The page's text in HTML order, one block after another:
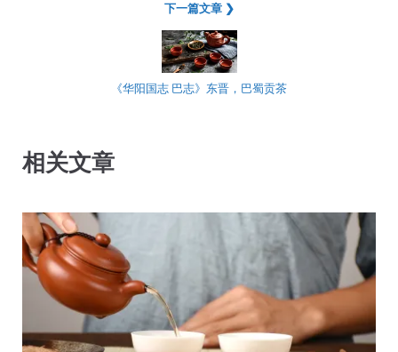
下一篇文章 ❯
《华阳国志 巴志》东晋，巴蜀贡茶
相关文章